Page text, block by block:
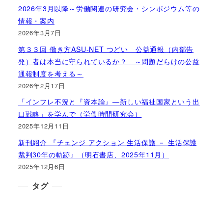
2026年3月以降～労働関連の研究会・シンポジウム等の
情報・案内
2026年3月7日
第３３回 働き方ASU-NET つどい 公益通報（内部告
発）者は本当に守られているか？ ～問題だらけの公益
通報制度を考える～
2026年2月17日
「インフレ不況と『資本論』―新しい福祉国家という出
口戦略」を学んで（労働時間研究会）
2025年12月11日
新刊紹介 『チェンジ アクション 生活保護 － 生活保護
裁判30年の軌跡』（明石書店、2025年11月）
2025年12月6日
タグ